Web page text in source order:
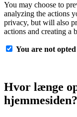
You may choose to
analyzing the actions
privacy, but will also
actions and creating a
You are not
Hvor længe
hjemmesiden?